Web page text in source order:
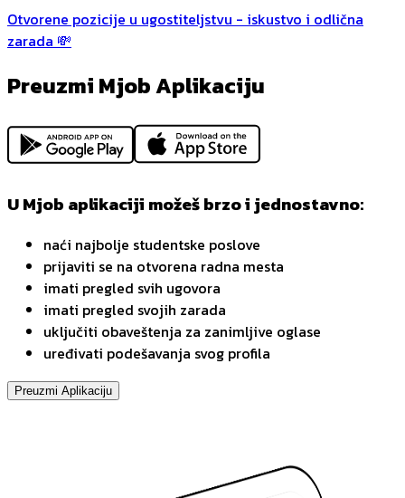
Otvorene pozicije u ugostiteljstvu - iskustvo i odlična
zarada 💸
Preuzmi Mjob Aplikaciju
U Mjob aplikaciji možeš brzo i jednostavno:
naći najbolje studentske poslove
prijaviti se na otvorena radna mesta
imati pregled svih ugovora
imati pregled svojih zarada
uključiti obaveštenja za zanimljive oglase
uređivati podešavanja svog profila
Preuzmi Aplikaciju